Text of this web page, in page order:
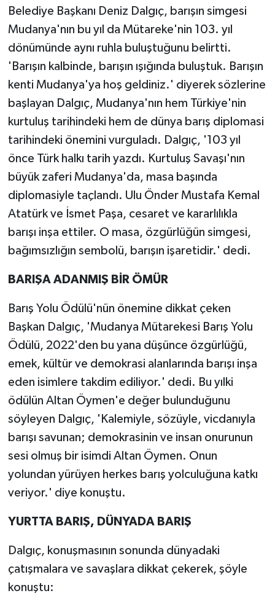
Belediye Başkanı Deniz Dalgıç, barışın simgesi
Mudanya'nın bu yıl da Mütareke'nin 103. yıl
dönümünde aynı ruhla buluştuğunu belirtti.
'Barışın kalbinde, barışın ışığında buluştuk. Barışın
kenti Mudanya'ya hoş geldiniz.' diyerek sözlerine
başlayan Dalgıç, Mudanya'nın hem Türkiye'nin
kurtuluş tarihindeki hem de dünya barış diplomasi
tarihindeki önemini vurguladı. Dalgıç, '103 yıl
önce Türk halkı tarih yazdı. Kurtuluş Savaşı'nın
büyük zaferi Mudanya'da, masa başında
diplomasiyle taçlandı. Ulu Önder Mustafa Kemal
Atatürk ve İsmet Paşa, cesaret ve kararlılıkla
barışı inşa ettiler. O masa, özgürlüğün simgesi,
bağımsızlığın sembolü, barışın işaretidir.' dedi.
BARIŞA ADANMIŞ BİR ÖMÜR
Barış Yolu Ödülü'nün önemine dikkat çeken
Başkan Dalgıç, 'Mudanya Mütarekesi Barış Yolu
Ödülü, 2022'den bu yana düşünce özgürlüğü,
emek, kültür ve demokrasi alanlarında barışı inşa
eden isimlere takdim ediliyor.' dedi. Bu yılki
ödülün Altan Öymen'e değer bulunduğunu
söyleyen Dalgıç, 'Kalemiyle, sözüyle, vicdanıyla
barışı savunan; demokrasinin ve insan onurunun
sesi olmuş bir isimdi Altan Öymen. Onun
yolundan yürüyen herkes barış yolculuğuna katkı
veriyor.' diye konuştu.
YURTTA BARIŞ, DÜNYADA BARIŞ
Dalgıç, konuşmasının sonunda dünyadaki
çatışmalara ve savaşlara dikkat çekerek, şöyle
konuştu: